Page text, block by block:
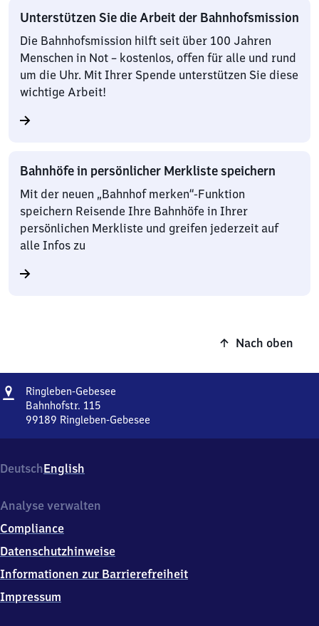
Unterstützen Sie die Arbeit der Bahnhofsmission
Die Bahnhofsmission hilft seit über 100 Jahren
Menschen in Not – kostenlos, offen für alle und rund
um die Uhr. Mit Ihrer Spende unterstützen Sie diese
wichtige Arbeit!
Bahnhöfe in persönlicher Merkliste speichern
Mit der neuen „Bahnhof merken“-Funktion
speichern Reisende Ihre Bahnhöfe in Ihrer
persönlichen Merkliste und greifen jederzeit auf
alle Infos zu
Nach oben
Adresse
Ringleben-Gebesee
Bahnhofstr. 115
99189 Ringleben-Gebesee
Bahnhofstr.
115,
9
8
9
Gebesee
DeutschEnglish
Analyse verwalten
Compliance
Datenschutzhinweise
Informationen zur Barrierefreiheit
Impressum